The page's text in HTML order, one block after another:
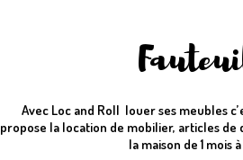
Avec Loc and Roll louer ses meubles
propose la location de mobilier, articles
la maison de 1 mois